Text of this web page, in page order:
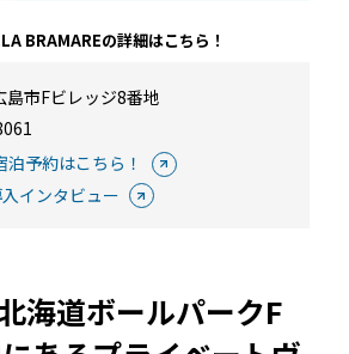
BRAMAREの詳細はこちら！
島市Fビレッジ8番地
泊予約はこちら！
インタビュー
海道ボールパークF
連携